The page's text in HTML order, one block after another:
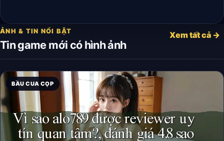
ẢNH & TIN NỔI BẬT
Tin game mới có hình ảnh
Xem tất cả →
BẦU CUA CỌP